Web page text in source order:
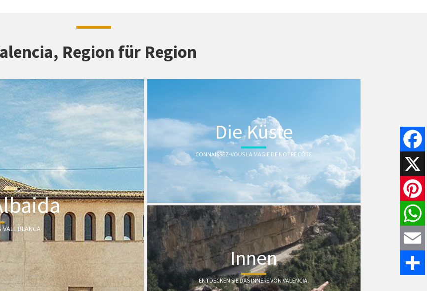
Region für Region
VALL BLANCA
Die Küste
CONNAISSEZ-VOUS LA MAGIE DE NOTRE CÔTE
Innen
ENTDECKEN SIE DAS INNERE VON VALENCIA.
X
Email